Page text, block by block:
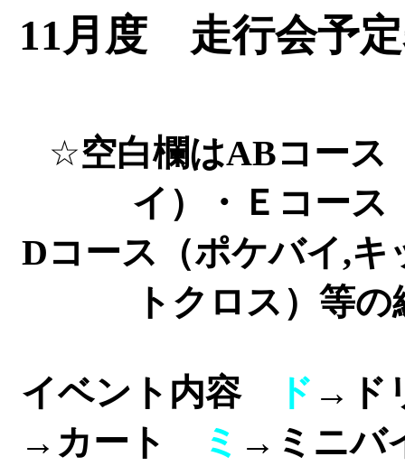
11月度 走行会予
☆空白欄はABコース
イ）・Ｅコース
Dコース（ポケバイ,キ
トクロス）等
イベント内容 ド →ド
→カート
ミ →ミニ